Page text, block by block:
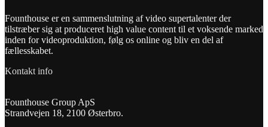
Founthouse er en sammenslutning af video supertalenter der
tilstræber sig at produceret high value content til et voksende marked
inden for videoproduktion, følg os online og bliv en del af
fællesskabet.
Kontakt info
Founthouse Group ApS
Strandvejen 18, 2100 Østerbro.